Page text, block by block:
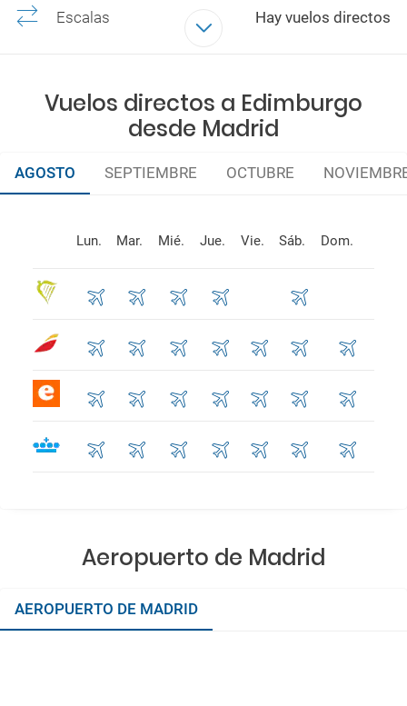
Escalas Hay vuelos directos
Vuelos directos a Edimburgo
desde Madrid
AGOSTO SEPTIEMBRE OCTUBRE
Lun. Mar. Mié. Jue. Vie. Sáb. Dom.
Aeropuerto de Madrid
AEROPUERTO DE MADRID